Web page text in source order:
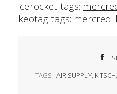
icerocket tags:
keotag tags: mercredi
TAGS : AIR SUPPLY, KITSCH,